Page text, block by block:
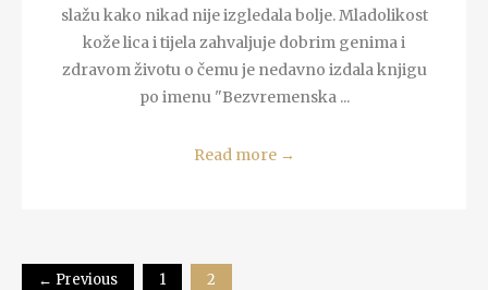
slažu kako nikad nije izgledala bolje. Mladolikost
kože lica i tijela zahvaljuje dobrim genima i
zdravom životu o čemu je nedavno izdala knjigu
po imenu "Bezvremenska ...
Read more →
← Previous 1 2